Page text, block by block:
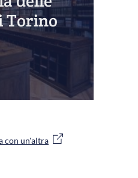
Torino
con un'altra